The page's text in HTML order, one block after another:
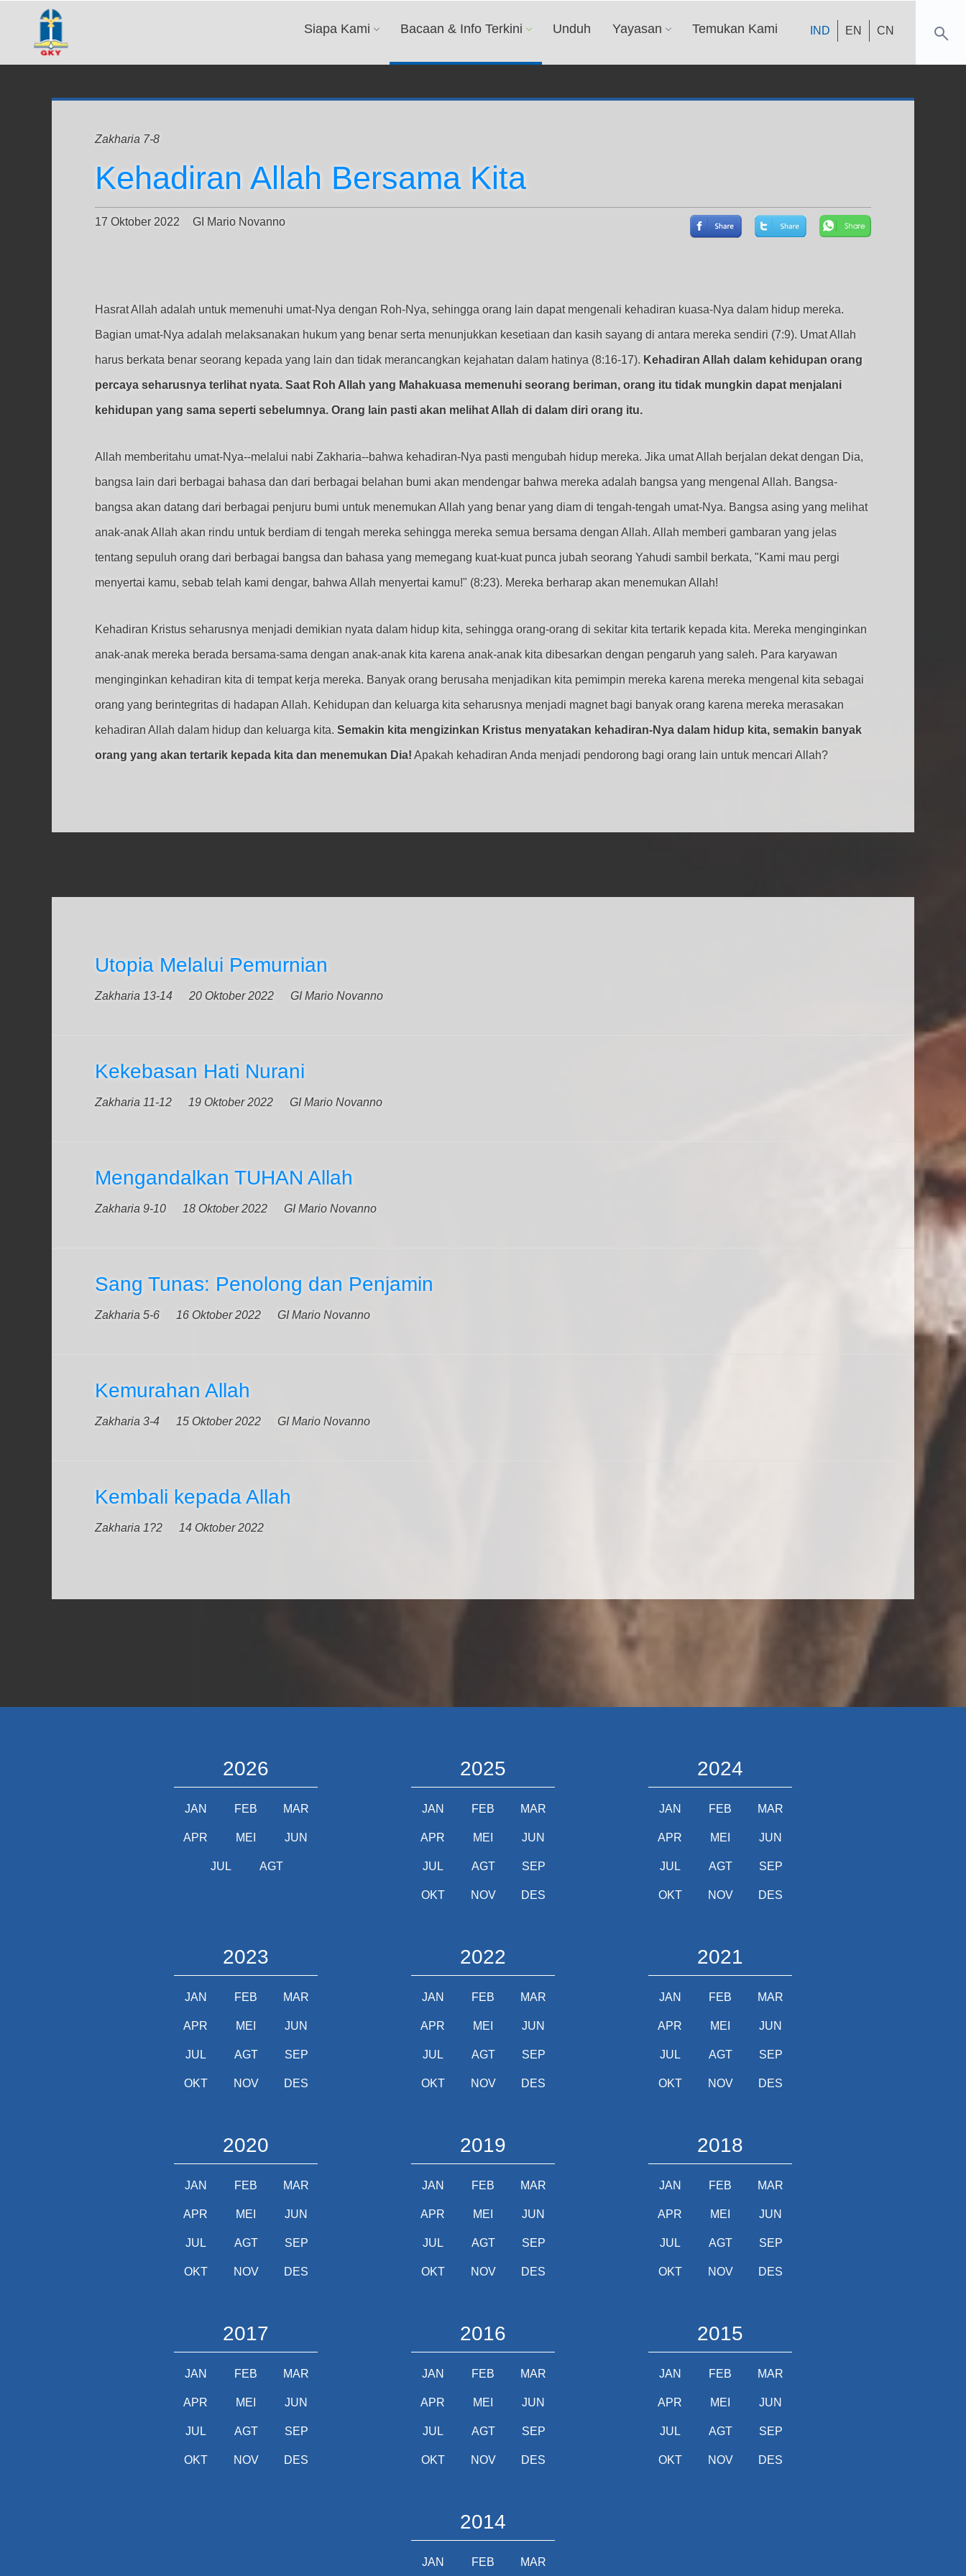
IND EN CN
Siapa Kami Bacaan & Info Terkini Unduh Yayasan Temukan Kami
Zakharia 7-8
Kehadiran Allah Bersama Kita
17 Oktober 2022 GI Mario Novanno
Hasrat Allah adalah untuk memenuhi umat-Nya dengan Roh-Nya, sehingga orang lain dapat mengenali kehadiran kuasa-Nya dalam hidup mereka.
Bagian umat-Nya adalah melaksanakan hukum yang benar serta menunjukkan kesetiaan dan kasih sayang di antara mereka sendiri (7:9). Umat Allah
harus berkata benar seorang kepada yang lain dan tidak merancangkan kejahatan dalam hatinya (8:16-17). Kehadiran Allah dalam kehidupan orang
percaya seharusnya terlihat nyata. Saat Roh Allah yang Mahakuasa memenuhi seorang beriman, orang itu tidak mungkin dapat menjalani
kehidupan yang sama seperti sebelumnya. Orang lain pasti akan melihat Allah di dalam diri orang itu.
Allah memberitahu umat-Nya--melalui nabi Zakharia--bahwa kehadiran-Nya pasti mengubah hidup mereka. Jika umat Allah berjalan dekat dengan Dia,
bangsa lain dari berbagai bahasa dan dari berbagai belahan bumi akan mendengar bahwa mereka adalah bangsa yang mengenal Allah. Bangsa-
bangsa akan datang dari berbagai penjuru bumi untuk menemukan Allah yang benar yang diam di tengah-tengah umat-Nya. Bangsa asing yang melihat
anak-anak Allah akan rindu untuk berdiam di tengah mereka sehingga mereka semua bersama dengan Allah. Allah memberi gambaran yang jelas
tentang sepuluh orang dari berbagai bangsa dan bahasa yang memegang kuat-kuat punca jubah seorang Yahudi sambil berkata, "Kami mau pergi
menyertai kamu, sebab telah kami dengar, bahwa Allah menyertai kamu!" (8:23). Mereka berharap akan menemukan Allah!
Kehadiran Kristus seharusnya menjadi demikian nyata dalam hidup kita, sehingga orang-orang di sekitar kita tertarik kepada kita. Mereka menginginkan
anak-anak mereka berada bersama-sama dengan anak-anak kita karena anak-anak kita dibesarkan dengan pengaruh yang saleh. Para karyawan
menginginkan kehadiran kita di tempat kerja mereka. Banyak orang berusaha menjadikan kita pemimpin mereka karena mereka mengenal kita sebagai
orang yang berintegritas di hadapan Allah. Kehidupan dan keluarga kita seharusnya menjadi magnet bagi banyak orang karena mereka merasakan
kehadiran Allah dalam hidup dan keluarga kita. Semakin kita mengizinkan Kristus menyatakan kehadiran-Nya dalam hidup kita, semakin banyak
orang yang akan tertarik kepada kita dan menemukan Dia! Apakah kehadiran Anda menjadi pendorong bagi orang lain untuk mencari Allah?
Utopia Melalui Pemurnian
Zakharia 13-14 20 Oktober 2022 GI Mario Novanno
Kekebasan Hati Nurani
Zakharia 11-12 19 Oktober 2022 GI Mario Novanno
Mengandalkan TUHAN Allah
Zakharia 9-10 18 Oktober 2022 GI Mario Novanno
Sang Tunas: Penolong dan Penjamin
Zakharia 5-6 16 Oktober 2022 GI Mario Novanno
Kemurahan Allah
Zakharia 3-4 15 Oktober 2022 GI Mario Novanno
Kembali kepada Allah
Zakharia 1?2 14 Oktober 2022
2026
JAN FEB MAR
APR MEI JUN
JUL AGT
2025
JAN FEB MAR
APR MEI JUN
JUL AGT SEP
OKT NOV DES
2024
JAN FEB MAR
APR MEI JUN
JUL AGT SEP
OKT NOV DES
2023
JAN FEB MAR
APR MEI JUN
JUL AGT SEP
OKT NOV DES
2022
JAN FEB MAR
APR MEI JUN
JUL AGT SEP
OKT NOV DES
2021
JAN FEB MAR
APR MEI JUN
JUL AGT SEP
OKT NOV DES
2020
JAN FEB MAR
APR MEI JUN
JUL AGT SEP
OKT NOV DES
2019
JAN FEB MAR
APR MEI JUN
JUL AGT SEP
OKT NOV DES
2018
JAN FEB MAR
APR MEI JUN
JUL AGT SEP
OKT NOV DES
2017
JAN FEB MAR
APR MEI JUN
JUL AGT SEP
OKT NOV DES
2016
JAN FEB MAR
APR MEI JUN
JUL AGT SEP
OKT NOV DES
2015
JAN FEB MAR
APR MEI JUN
JUL AGT SEP
OKT NOV DES
2014
JAN FEB MAR